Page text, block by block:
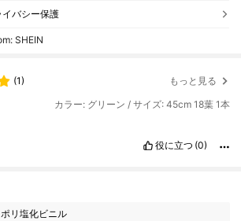
イバシー保護
SHEIN
(1) もっと見る
カラー: グリーン / サイズ: 45cm 18葉 1本
役に立つ (0)
ポリ塩化ビニル
フォロワー